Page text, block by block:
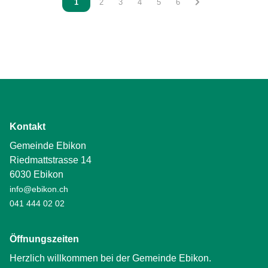
Vous êtes sur la page
1 Vous êtes sur la page
2 Vous êtes sur la page
3 Vous êtes sur la page
4 Vous êtes sur la page
5 Vous êtes sur la page
6
Kontakt
Gemeinde Ebikon
Riedmattstrasse 14
6030 Ebikon
info@ebikon.ch
041 444 02 02
Öffnungszeiten
Herzlich willkommen bei der Gemeinde Ebikon.